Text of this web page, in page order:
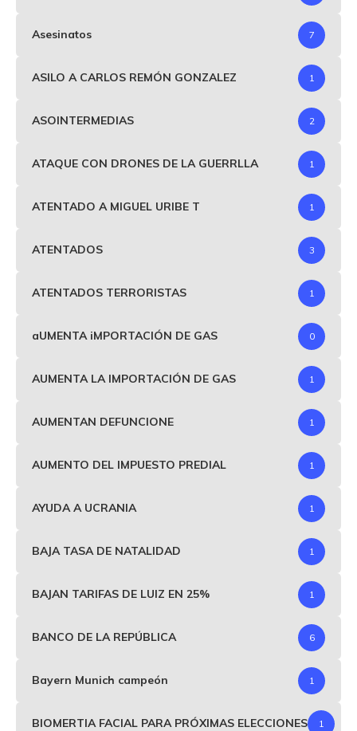
Asesinatos 7
ASILO A CARLOS REMÓN GONZALEZ 1
ASOINTERMEDIAS 2
ATAQUE CON DRONES DE LA GUERRLLA 1
ATENTADO A MIGUEL URIBE T 1
ATENTADOS 3
ATENTADOS TERRORISTAS 1
aUMENTA iMPORTACIÓN DE GAS 0
AUMENTA LA IMPORTACIÓN DE GAS 1
AUMENTAN DEFUNCIONE 1
AUMENTO DEL IMPUESTO PREDIAL 1
AYUDA A UCRANIA 1
BAJA TASA DE NATALIDAD 1
BAJAN TARIFAS DE LUIZ EN 25% 1
BANCO DE LA REPÚBLICA 6
Bayern Munich campeón 1
BIOMERTIA FACIAL PARA PRÓXIMAS ELECCIONES 1